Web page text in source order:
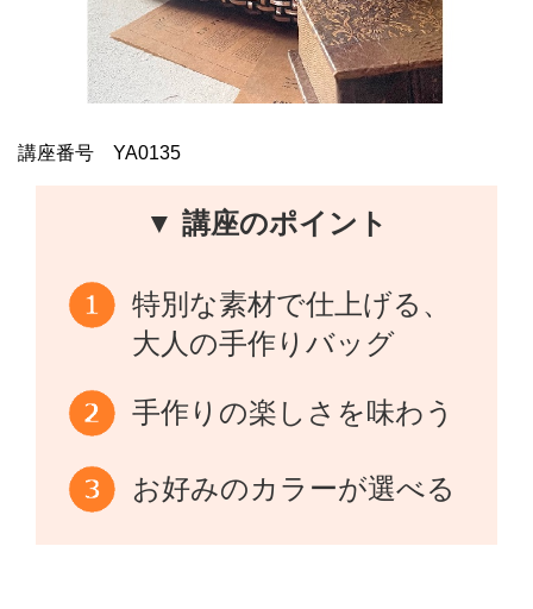
講座番号 YA0135
▼ 講座のポイント
特別な素材で仕上げる、
大人の手作りバッグ
手作りの楽しさを味わう
お好みのカラーが選べる